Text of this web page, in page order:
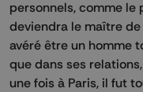
personnels, comme le
deviendra le maître
avéré être un homme
que dans ses
une fois à Paris, il fut